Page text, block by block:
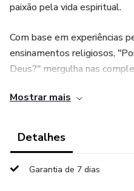
paixão pela vida espiritual.
Com base em experiências
ensinamentos religiosos,
Deus?" mergulha nas
divino. O autor oferece
de Deus e encontrar uma
Mostrar mais
Detalhes
Garantia de 7 dias